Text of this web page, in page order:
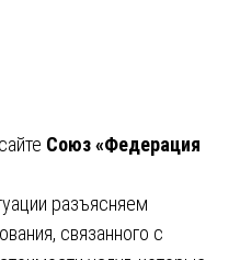
Союз «Федерация
разъясняем
связанного с